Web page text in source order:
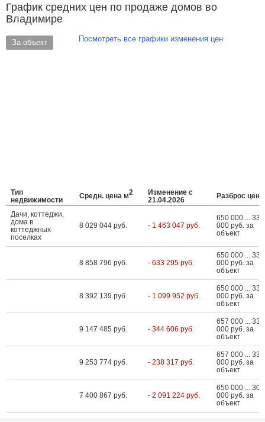
График средних цен по продаже домов во
Владимире
За объект Посмотреть все графики изменения цен
Тип
недвижимости
Средн. цена м2
Изменение с
21.04.2026
Разброс цен
Дачи, коттеджи,
дома в
коттеджных
поселках
8 029 044 руб. - 1 463 047 руб.
650 000 ... 33
000 руб. за
объект
8 858 796 руб. - 633 295 руб.
650 000 ... 33
000 руб. за
объект
8 392 139 руб. - 1 099 952 руб.
650 000 ... 33
000 руб. за
объект
9 147 485 руб. - 344 606 руб.
657 000 ... 33
000 руб. за
объект
9 253 774 руб. - 238 317 руб.
657 000 ... 33
000 руб. за
объект
7 400 867 руб. - 2 091 224 руб.
650 000 ... 30
000 руб. за
объект